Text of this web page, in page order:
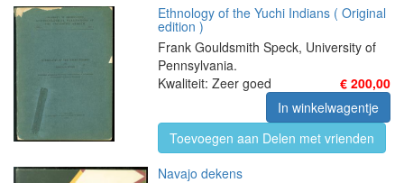
Ethnology of the Yuchi Indians ( Original
edition )
Frank Gouldsmith Speck, University of
Pennsylvania.
€ 200,00
Kwaliteit: Zeer goed
In winkelwagentje
Toevoegen aan Delen met vrienden
Navajo dekens